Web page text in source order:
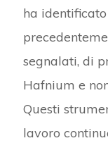
ha
segnalati, di
Hafnium e
Questi
lavoro